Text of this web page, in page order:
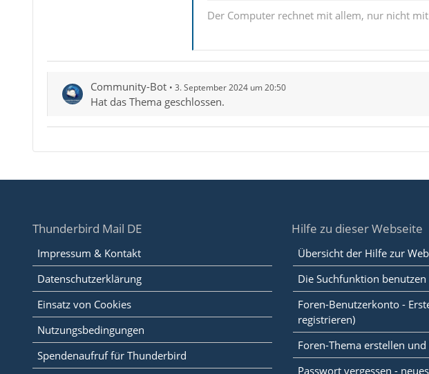
Der Computer rechnet mit allem, nur nicht
Community-Bot 3. September 2024 um 20:50
Hat das Thema geschlossen.
Thunderbird Mail DE
Impressum & Kontakt
Datenschutzerklärung
Einsatz von Cookies
Nutzungsbedingungen
Spendenaufruf für Thunderbird
Hilfe zu dieser Webseite
Übersicht der Hilfe zur
Die Suchfunktion benutzen
Foren-Benutzerkonto -
registrieren)
Foren-Thema erstellen
Passwort vergessen -